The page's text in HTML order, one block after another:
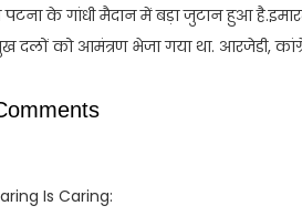
पटना के गांधी मैदान में बड़ा जुटान हुआ
दलों को आमंत्रण भेजा गया था. आरजेडी,
Is Caring: